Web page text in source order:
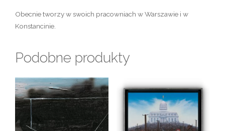
Obecnie tworzy w swoich pracowniach w Warszawie i w
Konstancinie.
Podobne produkty